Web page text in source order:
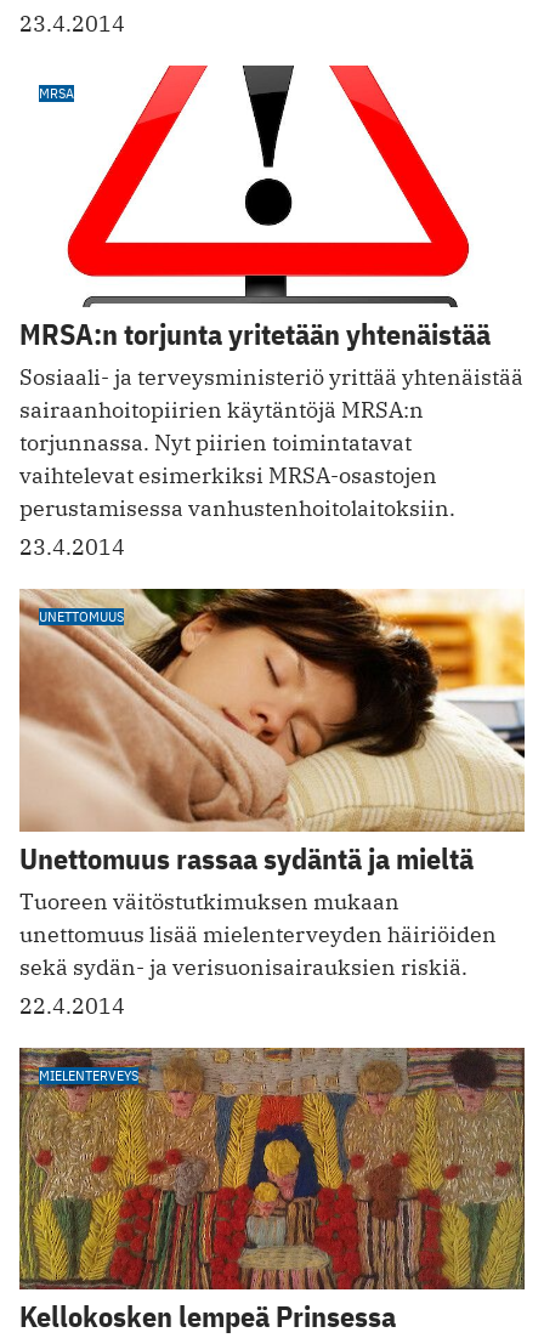
23.4.2014
MRSA
MRSA:n torjunta yritetään yhtenäistää
Sosiaali- ja terveysministeriö yrittää yhtenäistää
sairaanhoitopiirien käytäntöjä MRSA:n
torjunnassa. Nyt piirien toimintatavat
vaihtelevat esimerkiksi MRSA-osastojen
perustamisessa vanhustenhoitolaitoksiin.
23.4.2014
UNETTOMUUS
Unettomuus rassaa sydäntä ja mieltä
Tuoreen väitöstutkimuksen mukaan
unettomuus lisää mielenterveyden häiriöiden
sekä sydän- ja verisuonisairauksien riskiä.
22.4.2014
MIELENTERVEYS
Kellokosken lempeä Prinsessa